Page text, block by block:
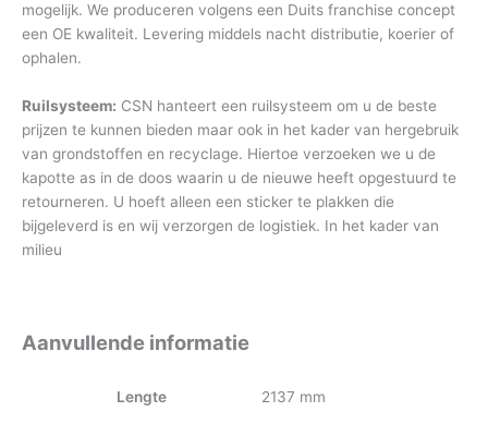
mogelijk. We produceren volgens een Duits franchise concept
een OE kwaliteit. Levering middels nacht distributie, koerier of
ophalen.
Ruilsysteem: CSN hanteert een ruilsysteem om u de beste
prijzen te kunnen bieden maar ook in het kader van hergebruik
van grondstoffen en recyclage. Hiertoe verzoeken we u de
kapotte as in de doos waarin u de nieuwe heeft opgestuurd te
retourneren. U hoeft alleen een sticker te plakken die
bijgeleverd is en wij verzorgen de logistiek. In het kader van
milieu
Aanvullende informatie
Lengte 2137 mm